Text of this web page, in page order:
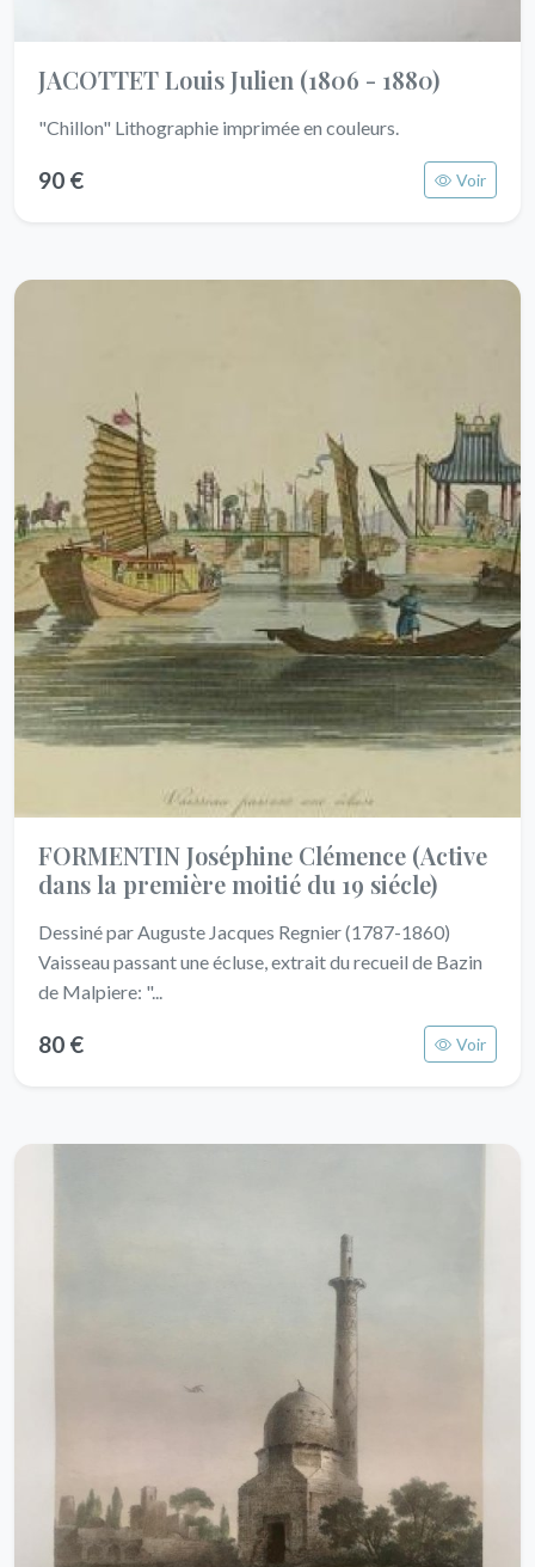
JACOTTET Louis Julien (1806 - 1880)
"Chillon" Lithographie imprimée en couleurs.
90 € Voir
FORMENTIN Joséphine Clémence (Active
dans la première moitié du 19 siécle)
Dessiné par Auguste Jacques Regnier (1787-1860)
Vaisseau passant une écluse, extrait du recueil de Bazin
de Malpiere: "...
80 € Voir